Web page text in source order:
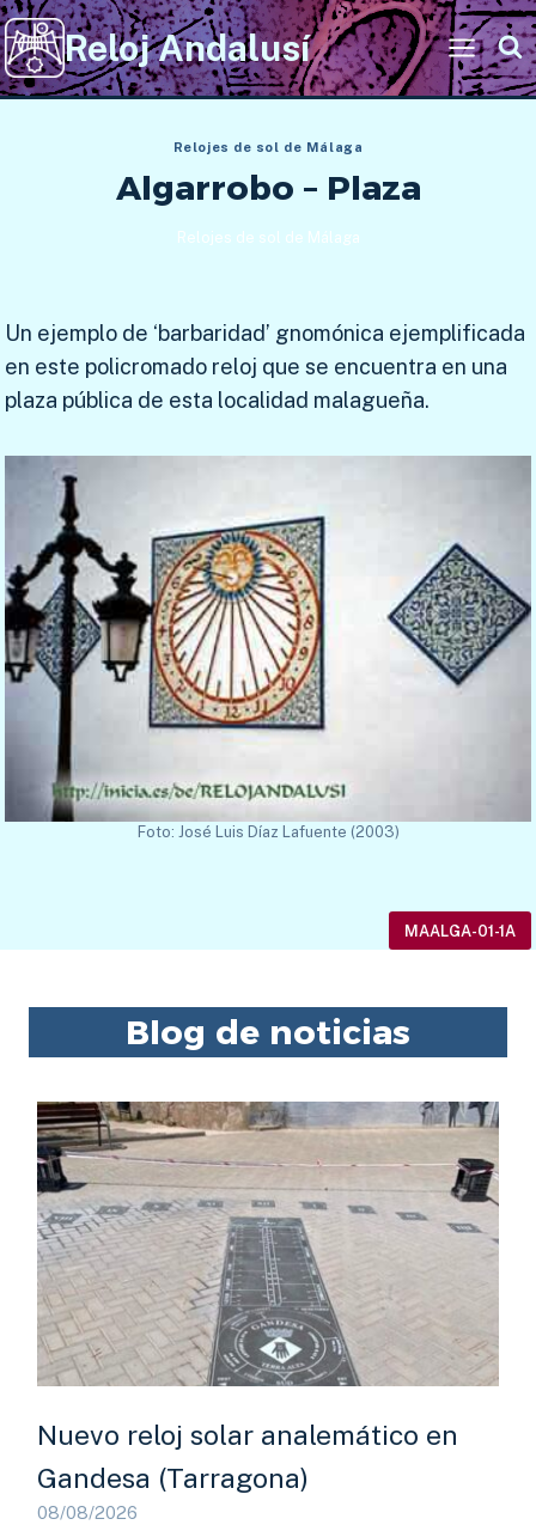
Saltar
al
contenido
Reloj Andalusí
Relojes de sol de Málaga
Algarrobo – Plaza
Relojes de sol de Málaga
Un ejemplo de ‘barbaridad’ gnomónica ejemplificada
en este policromado reloj que se encuentra en una
plaza pública de esta localidad malagueña.
Foto: José Luis Díaz Lafuente (2003)
MAALGA-01-1A
Blog de noticias
Nuevo reloj solar analemático en
Gandesa (Tarragona)
08/08/2026